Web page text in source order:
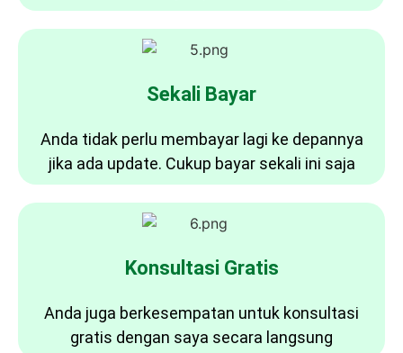
Sekali Bayar
Anda tidak perlu membayar lagi ke depannya
jika ada update. Cukup bayar sekali ini saja
Konsultasi Gratis
Anda juga berkesempatan untuk konsultasi
gratis dengan saya secara langsung